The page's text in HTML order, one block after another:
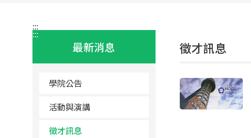
:::
最新消息
學院公告
活動與演講
徵才訊息
:::
徵才訊息